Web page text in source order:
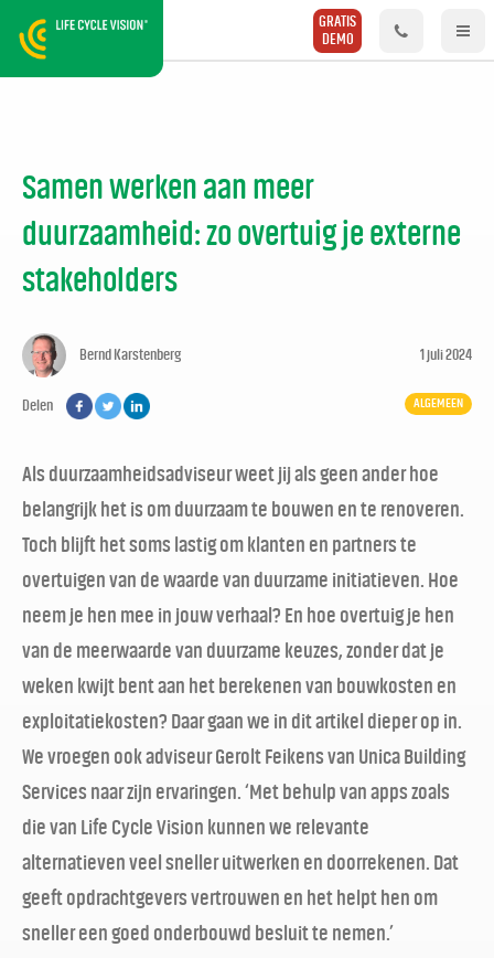
GRATIS
DEMO
Samen werken aan meer
duurzaamheid: zo overtuig je externe
stakeholders
Bernd Karstenberg 1 juli 2024
ALGEMEEN
Delen
Als duurzaamheidsadviseur weet jij als geen ander hoe
belangrijk het is om duurzaam te bouwen en te renoveren.
Toch blijft het soms lastig om klanten en partners te
overtuigen van de waarde van duurzame initiatieven. Hoe
neem je hen mee in jouw verhaal? En hoe overtuig je hen
van de meerwaarde van duurzame keuzes, zonder dat je
weken kwijt bent aan het berekenen van bouwkosten en
exploitatiekosten? Daar gaan we in dit artikel dieper op in.
We vroegen ook adviseur Gerolt Feikens van Unica Building
Services naar zijn ervaringen. ‘Met behulp van apps zoals
die van Life Cycle Vision kunnen we relevante
alternatieven veel sneller uitwerken en doorrekenen. Dat
geeft opdrachtgevers vertrouwen en het helpt hen om
sneller een goed onderbouwd besluit te nemen.’